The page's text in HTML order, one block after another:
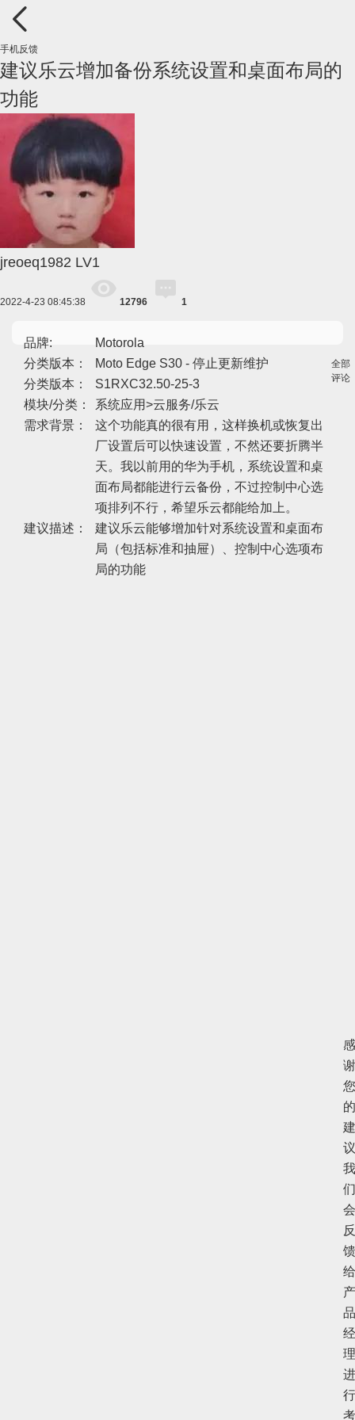
手机反馈
建议乐云增加备份系统设置和桌面布局的
功能
jreoeq1982 LV1
2022-4-23 08:45:38 12796 1
品牌:
Motorola
分类版本：
Moto Edge S30 - 停止更新维护
分类版本：
S1RXC32.50-25-3
模块/分类：
系统应用>云服务/乐云
需求背景：
这个功能真的很有用，这样换机或恢复出
厂设置后可以快速设置，不然还要折腾半
天。我以前用的华为手机，系统设置和桌
面布局都能进行云备份，不过控制中心选
项排列不行，希望乐云都能给加上。
建议描述：
建议乐云能够增加针对系统设置和桌面布
局（包括标准和抽屉）、控制中心选项布
局的功能
全部
评论
感
谢
您
的
建
议
我
们
会
反
馈
给
产
品
经
理
进
行
考